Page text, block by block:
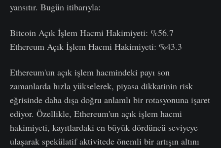
yansıtır. Bugün itibarıyla:
Bitcoin Açık İşlem Hacmi Hakimiyeti: %56.7
Ethereum Açık İşlem Hacmi Hakimiyeti: %43.3
Ethereum'un açık işlem hacmindeki payı son
zamanlarda hızla yükselerek, piyasa dikkatinin risk
eğrisinde daha dışa doğru anlamlı bir rotasyonuna işaret
ediyor. Özellikle, Ethereum'un açık işlem hacmi
hakimiyeti, kayıtlardaki en büyük dördüncü seviyeye
ulaşarak spekülatif aktivitede önemli bir artışın altını